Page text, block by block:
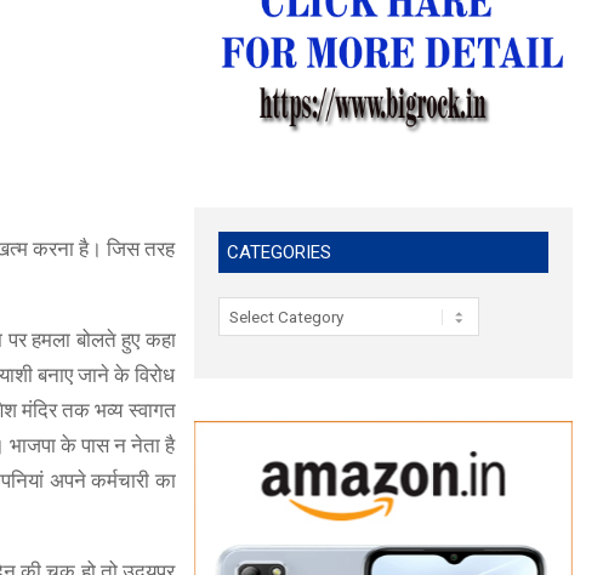
करना है। जिस तरह
हमला बोलते हुए कहा
बनाए जाने के विरोध
मंदिर तक भव्य स्वागत
भाजपा के पास न नेता है
अपने कर्मचारी का
CATEGORIES
Categories